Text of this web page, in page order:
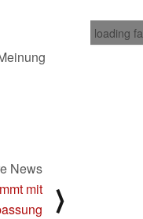
loading
News
mit
⟩